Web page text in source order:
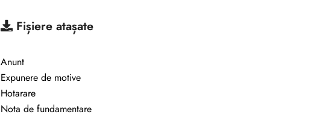
Fișiere atașate
Anunt
Expunere de motive
Hotarare
Nota de fundamentare